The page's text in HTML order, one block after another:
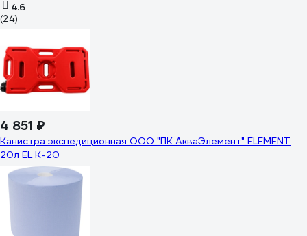
4.6
(24)
4 851 ₽
Канистра экспедиционная ООО "ПК АкваЭлемент" ELEMENT
20л EL K-20